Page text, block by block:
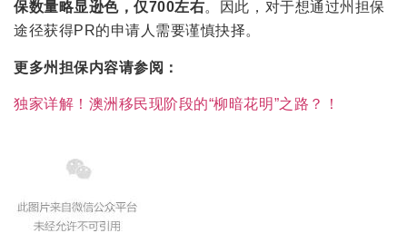
保数量略显逊色，仅700左右。因此，对于想通过州担保
途径获得PR的申请人需要谨慎抉择。
更多州担保内容请参阅：
独家详解！澳洲移民现阶段的“柳暗花明”之路？！